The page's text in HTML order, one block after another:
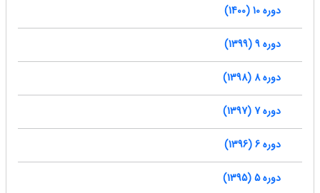
دوره 10 (1400)
دوره 9 (1399)
دوره 8 (1398)
دوره 7 (1397)
دوره 6 (1396)
دوره 5 (1395)